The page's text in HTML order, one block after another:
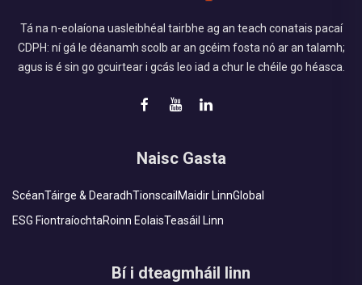
Tá na n-eolaíona uasleibhéal tairbhe ag an teach conatais pacaí
CDPH: ní gá le déanamh scolb ar an gcéim fosta nó ar an talamh;
agus is é sin go gcuirtear i gcás leo iad a chur le chéile go héasca.
Naisc Gasta
ScéanTáirge & DearadhTionscail Maidir LinnGlobal
ESG FiontraíochtaRoinn EolaisTeasáil Linn
Bí i dteagmháil linn